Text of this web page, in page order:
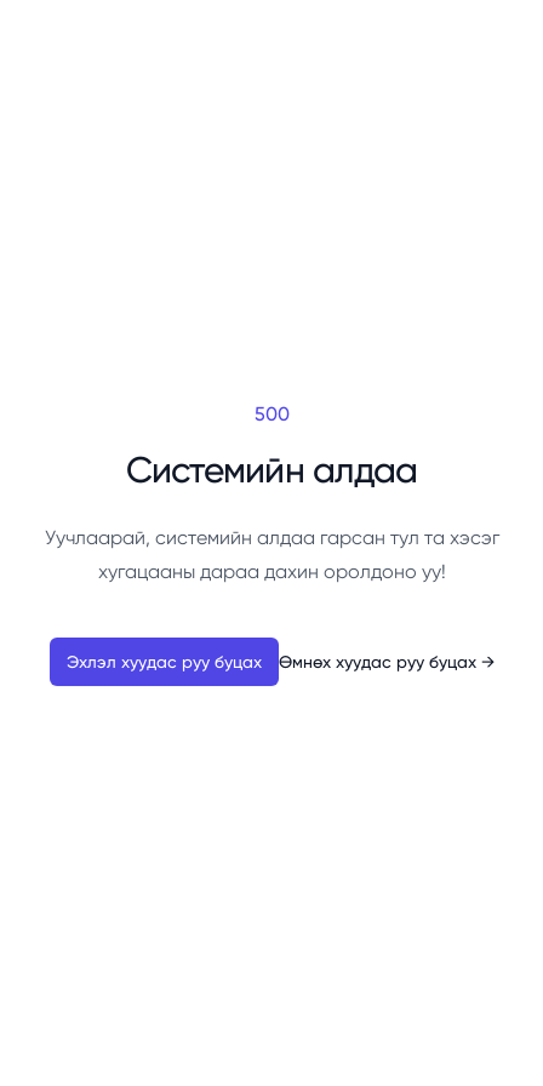
500
Системийн алдаа
Уучлаарай, системийн алдаа гарсан тул та хэсэг
хугацааны дараа дахин оролдоно уу!
Эхлэл хуудас руу буцах Өмнөх хуудас руу буцах →